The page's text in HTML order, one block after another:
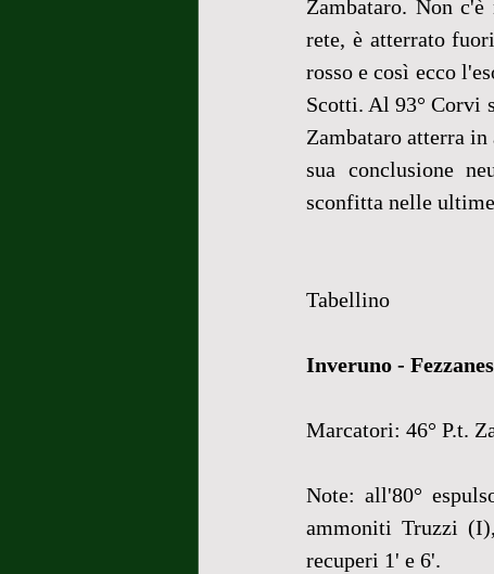
Zambataro. Non
rete, è atterrato
rosso e così ecco
Scotti. Al 93° Corvi
Zambataro atterra
sua conclusione
sconfitta nelle
Tabellino
Inveruno -
Marcatori: 46° P.t.
Note: all'80°
ammoniti Truzzi
recuperi 1' e 6'.